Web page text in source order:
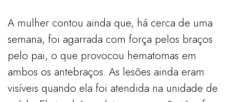
A mulher contou ainda que, há cerca de uma
semana, foi agarrada com força pelos braços
pelo pai, o que provocou hematomas em
ambos os antebraços. As lesões ainda eram
visíveis quando ela foi atendida na unidade de